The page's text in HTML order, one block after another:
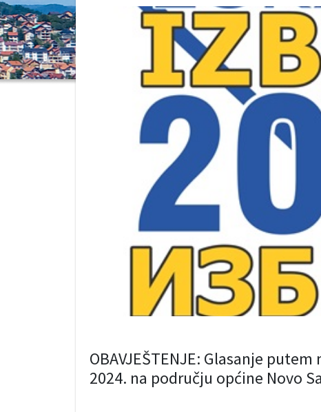
OBAVJEŠTENJE: Glasanje
2024. na području općine Novo